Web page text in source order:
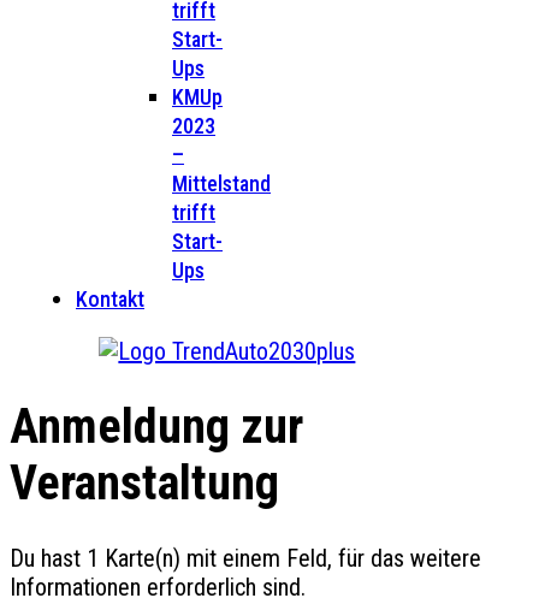
trifft
Start-
Ups
KMUp
2023
–
Mittelstand
trifft
Start-
Ups
Kontakt
Anmeldung zur
Veranstaltung
Du hast 1 Karte(n) mit einem Feld, für das weitere
Informationen erforderlich sind.